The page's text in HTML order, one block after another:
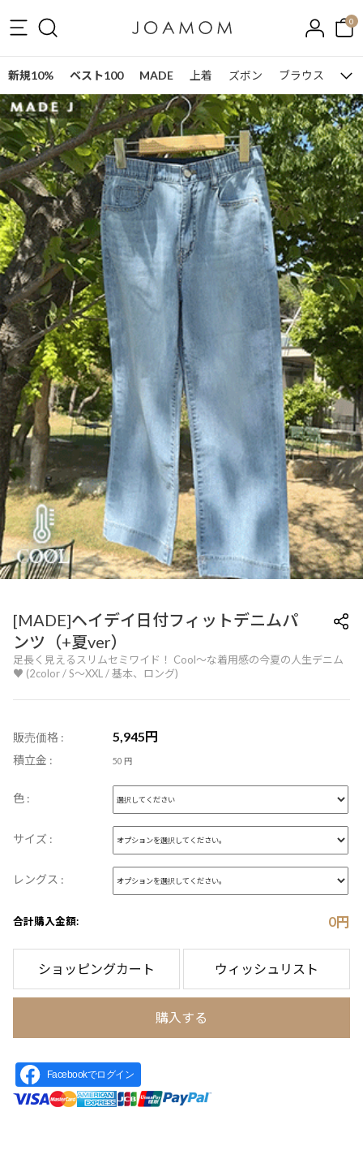
0
新規10% ベスト100 MADE 上着 ズボン ブラウス ワ
[MADE]ヘイデイ日付フィットデニムパ
ンツ（+夏ver）
足長く見えるスリムセミワイド！ Cool～な着用感の今夏の人生デニム
♥ (2color / S～XXL / 基本、ロング)
販売価格 : 5,945 円
積立金 : 50 円
色 :
サイズ :
レングス :
合計購入金額: 0円
ショッピングカート ウィッシュリスト
購入する
Facebookでログイン